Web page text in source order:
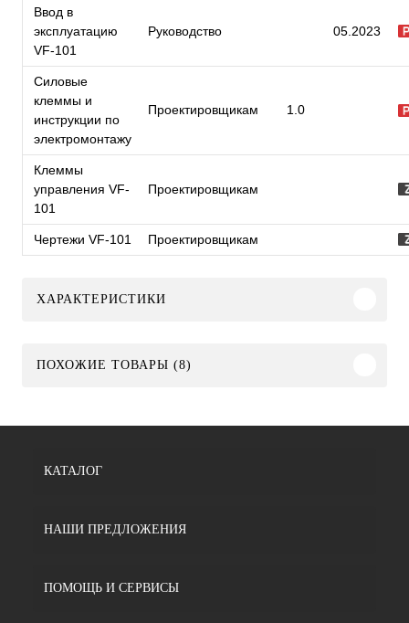
Ввод в
эксплуатацию
VF-101
Руководство 05.2023
Силовые
клеммы и
инструкции по
электромонтажу
Проектировщикам 1.0
Клеммы
управления VF-
101
Проектировщикам
Чертежи VF-101 Проектировщикам
ХАРАКТЕРИСТИКИ
ПОХОЖИЕ ТОВАРЫ (8)
КАТАЛОГ
НАШИ ПРЕДЛОЖЕНИЯ
ПОМОЩЬ И СЕРВИСЫ